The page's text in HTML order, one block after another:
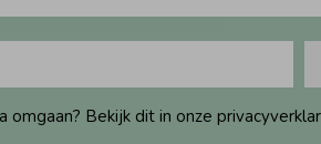
Bekijk dit in onze